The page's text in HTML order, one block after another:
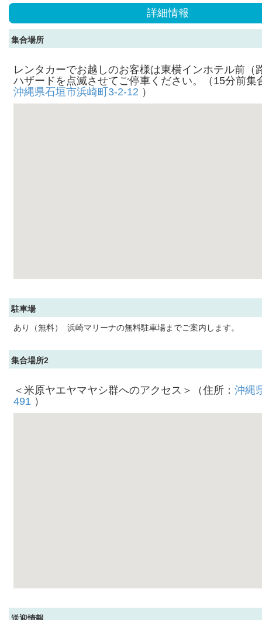
詳細情報
集合場所
レンタカーでお越しのお客様は東横インホテル前（
ハザードを点滅させてご停車ください。（15分前集
沖縄県石垣市浜崎町3-2-12 ）
駐車場
あり（無料） 浜崎マリーナの無料駐車場までご案内します。
集合場所2
＜米原ヤエヤマヤシ群へのアクセス＞（住所： 沖縄
491 ）
送迎情報